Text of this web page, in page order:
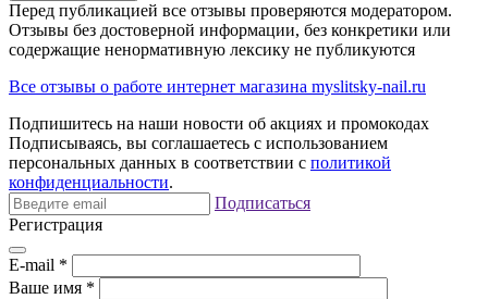
Перед публикацией все отзывы проверяются модератором.
Отзывы без достоверной информации, без конкретики или
содержащие ненормативную лексику не публикуются
Все отзывы о работе интернет магазина myslitsky-nail.ru
Подпишитесь на наши новости об акциях и промокодах
Подписываясь, вы соглашаетесь с использованием
персональных данных в соответствии с политикой
конфиденциальности.
Подписаться
Регистрация
E-mail *
Ваше имя *